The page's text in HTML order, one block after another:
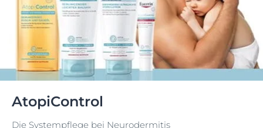
AtopiControl
Die Systempflege bei Neurodermitis